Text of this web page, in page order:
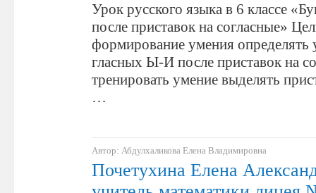
Урок русского языка в 6 классе
после приставок на согласные»
формирование умения определять
гласных Ы-И после приставок на
тренировать умение выделять
…
Автор: Абдулхаликова Елена Владимировна
Почетухина Елена